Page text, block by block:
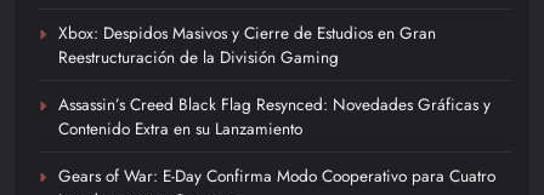
Xbox: Despidos Masivos y Cierre de Estudios en Gran
Reestructuración de la División Gaming
Assassin’s Creed Black Flag Resynced: Novedades Gráficas y
Contenido Extra en su Lanzamiento
Gears of War: E-Day Confirma Modo Cooperativo para Cuatro